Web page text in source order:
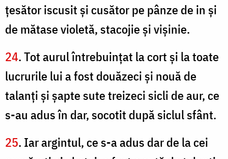
ţesător iscusit şi cusător pe pânze de in şi
de mătase violetă, stacojie şi vişinie.
24. Tot aurul întrebuinţat la cort şi la toate
lucrurile lui a fost douăzeci şi nouă de
talanţi şi şapte sute treizeci sicli de aur, ce
s-au adus în dar, socotit după siclul sfânt.
25. Iar argintul, ce s-a adus dar de la cei